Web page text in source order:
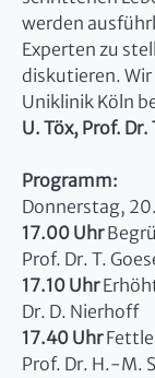
werden
Experten zu
diskutieren. Wir
Uniklinik Köln
U. Töx, Prof. Dr.
Programm:
Donnerstag,
17.00 Uhr
Prof. Dr. T.
17.10 Uhr
Dr. D. Nierhoff
17.40 Uhr
Prof. Dr. H.-M.